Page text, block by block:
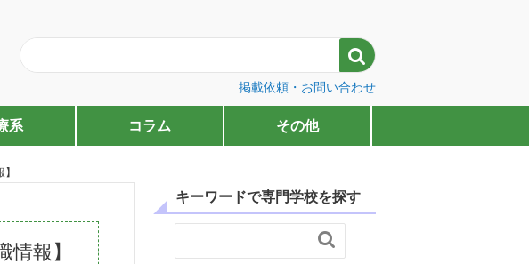

掲載依頼・お問い合わせ
系 コラム その他
報】
キーワードで専門学校を探す
